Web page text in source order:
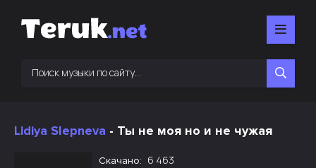
Lidiya Slepneva - Ты не моя но и не чужая
Скачано: 6 463